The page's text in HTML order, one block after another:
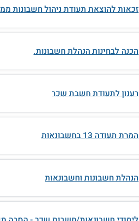
זכאות להוצאת תעודת ניהול חשבונות
הכנה לבחינות הנהלת חשבונות.
רענון לתעודת חשבת שכר
המרת תעודה 13 בחשבונאות
הנהלת חשבונות וחשבונאות